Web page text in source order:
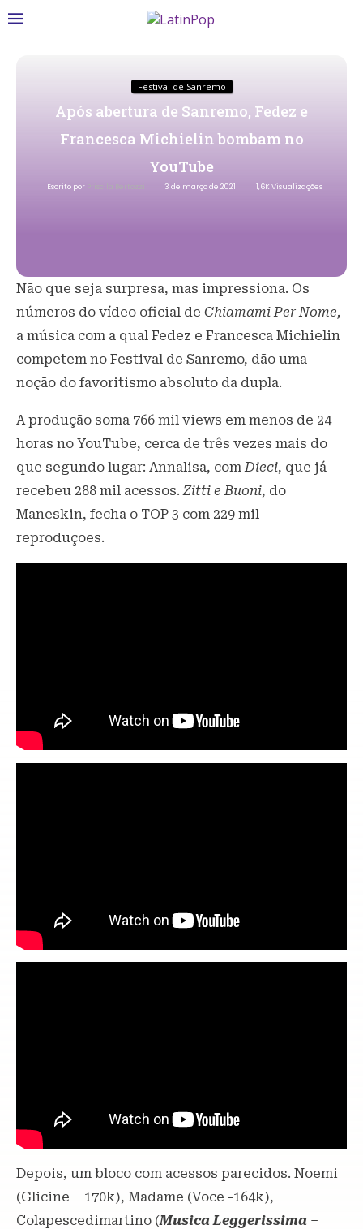
Festival de Sanremo
Após abertura de Sanremo, Fedez e
Francesca Michielin bombam no
YouTube
Escrito por Priscila Bertozzi 3 de março de 2021 1,6K Visualizações
Não que seja surpresa, mas impressiona. Os
números do vídeo oficial de Chiamami Per Nome,
a música com a qual Fedez e Francesca Michielin
competem no Festival de Sanremo, dão uma
noção do favoritismo absoluto da dupla.
A produção soma 766 mil views em menos de 24
horas no YouTube, cerca de três vezes mais do
que segundo lugar: Annalisa, comDieci, que já
recebeu 288 mil acessos. Zitti e Buoni, do
Maneskin, fecha o TOP 3 com 229 mil
reproduções.
Depois, um bloco com acessos parecidos. Noemi
(Glicine – 170k), Madame (Voce -164k),
Colapescedimartino (Musica Leggerissima –